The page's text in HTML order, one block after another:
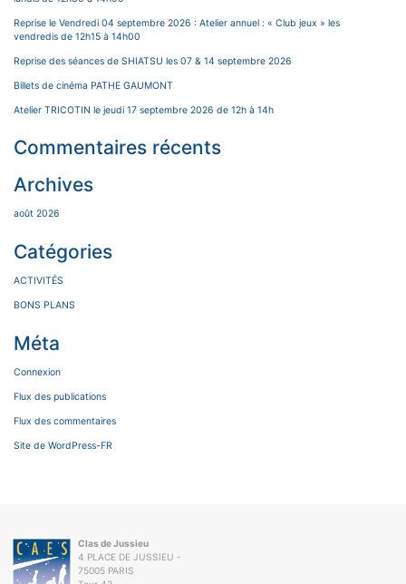
Reprise le Vendredi 04 septembre 2026 : Atelier annuel : « Club jeux » les
vendredis de 12h15 à 14h00
Reprise des séances de SHIATSU les 07 & 14 septembre 2026
Billets de cinéma PATHE GAUMONT
Atelier TRICOTIN le jeudi 17 septembre 2026 de 12h à 14h
Commentaires récents
Archives
août 2026
Catégories
ACTIVITÉS
BONS PLANS
Méta
Connexion
Flux des publications
Flux des commentaires
Site de WordPress-FR
Clas de Jussieu
4 PLACE DE JUSSIEU -
75005 PARIS